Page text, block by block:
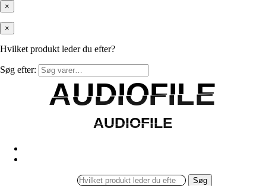
×
×
Hvilket produkt leder du efter?
Søg efter:
AUDIOFILE
AUDIOFILE
AUDIOFILE
AUDIOFILE
Søg